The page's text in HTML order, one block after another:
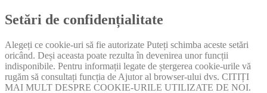
Setări de confidențialitate
Alegeți ce cookie-uri să fie autorizate Puteți schimba aceste setări
oricând. Deși aceasta poate rezulta în devenirea unor funcții
indisponibile. Pentru informații legate de ștergerea cookie-urile vă
rugăm să consultați funcția de Ajutor al browser-ului dvs. CITIȚI
MAI MULT DESPRE COOKIE-URILE UTILIZATE DE NOI.